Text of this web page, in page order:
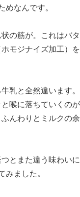
めなんです。
の筋が。これはバタ
モジナイズ加工）を
乳と全然違います。
喉に落ちていくのが
んわりとミルクの余
とまた違う味わいに
みました。